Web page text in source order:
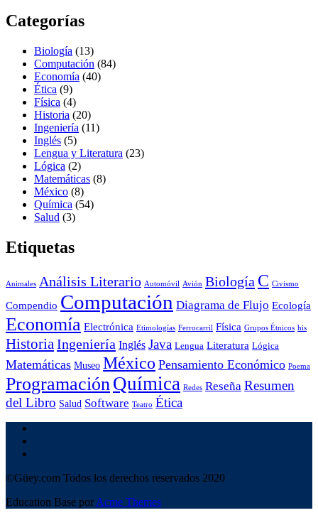
Categorías
Biología (13)
Computación (84)
Economía (40)
Ética (9)
Física (4)
Historia (20)
Ingeniería (11)
Inglés (5)
Lengua y Literatura (23)
Lógica (2)
Matemáticas (8)
México (8)
Química (54)
Salud (3)
Etiquetas
Animales Análisis Literario Automóvil Avión Biología C Civismo
Compendio Computación Diagrama de Flujo Ecología
Economía Electrónica Etimologías Ferrocarril Física Grupos Étnicos his
HistoriaIngeniería Inglés Java Lengua Literatura Lógica
Matemáticas Museo México Pensamiento Económico Poema
ProgramaciónQuímica Redes Reseña Resumen
del Libro Salud Software Teatro Ética
©Güey.com Todos los derechos reservados 2020
Education Base por Acme Themes